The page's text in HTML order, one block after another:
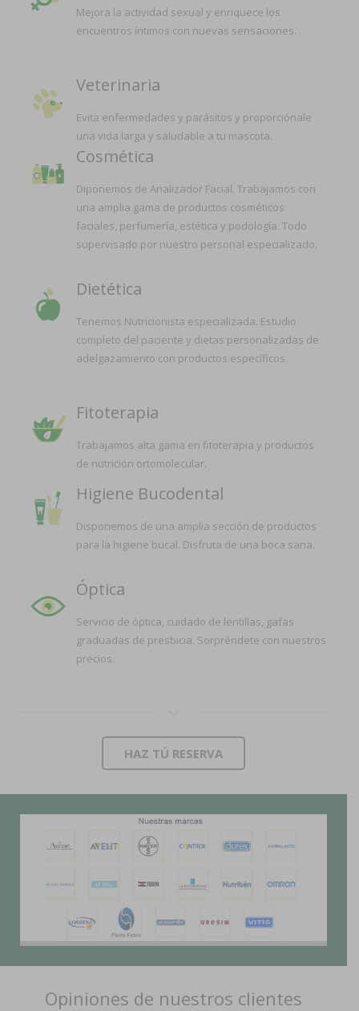
Mejora la actividad sexual y enriquece los
encuentros íntimos con nuevas sensaciones.
Veterinaria
Evita enfermedades y parásitos y proporciónale
una vida larga y saludable a tu mascota.
Cosmética
Diponemos de Analizador Facial. Trabajamos con
una amplia gama de productos cosméticos
faciales, perfumería, estética y podología. Todo
supervisado por nuestro personal especializado.
Dietética
Tenemos Nutricionista especializada. Estudio
completo del paciente y dietas personalizadas de
adelgazamiento con productos específicos.
Fitoterapia
Trabajamos alta gama en fitoterapia y productos
de nutrición ortomolecular.
Higiene Bucodental
Disponemos de una amplia sección de productos
para la higiene bucal. Disfruta de una boca sana.
Óptica
Servicio de óptica, cuidado de lentillas, gafas
graduadas de presbicia. Sorpréndete con nuestros
precios.
HAZ TÚ RESERVA
Opiniones de nuestros clientes